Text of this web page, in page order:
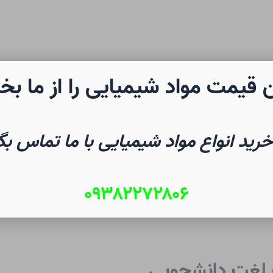
شیمی صفحه نخست
قیمت مواد شیمیایی را از ما
انواع مواد شیمیایی با ما تماس
۰۹۳۸۲۲۷۲۸۰۶